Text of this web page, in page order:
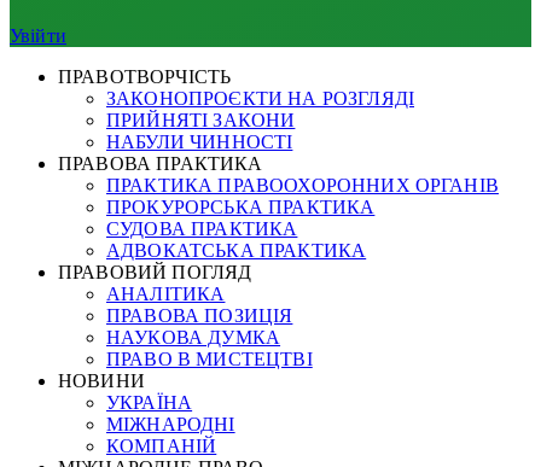
Увійти
ПРАВОТВОРЧІСТЬ
ЗАКОНОПРОЄКТИ НА РОЗГЛЯДІ
ПРИЙНЯТІ ЗАКОНИ
НАБУЛИ ЧИННОСТІ
ПРАВОВА ПРАКТИКА
ПРАКТИКА ПРАВООХОРОННИХ ОРГАНІВ
ПРОКУРОРСЬКА ПРАКТИКА
СУДОВА ПРАКТИКА
АДВОКАТСЬКА ПРАКТИКА
ПРАВОВИЙ ПОГЛЯД
АНАЛІТИКА
ПРАВОВА ПОЗИЦІЯ
НАУКОВА ДУМКА
ПРАВО В МИСТЕЦТВІ
НОВИНИ
УКРАЇНА
МІЖНАРОДНІ
КОМПАНІЙ